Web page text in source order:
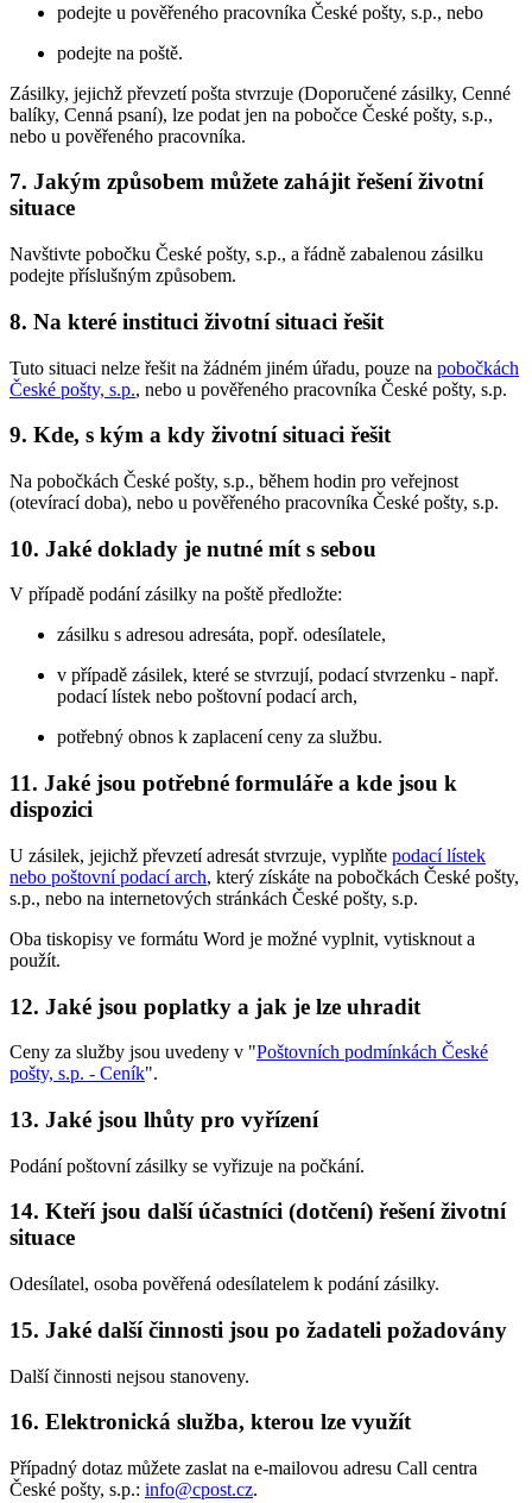
podejte u pověřeného pracovníka České pošty, s.p., nebo
podejte na poště.
Zásilky, jejichž převzetí pošta stvrzuje (Doporučené zásilky, Cenné
balíky, Cenná psaní), lze podat jen na pobočce České pošty, s.p.,
nebo u pověřeného pracovníka.
7. Jakým způsobem můžete zahájit řešení životní
situace
Navštivte pobočku České pošty, s.p., a řádně zabalenou zásilku
podejte příslušným způsobem.
8. Na které instituci životní situaci řešit
Tuto situaci nelze řešit na žádném jiném úřadu, pouze na pobočkách
České pošty, s.p., nebo u pověřeného pracovníka České pošty, s.p.
9. Kde, s kým a kdy životní situaci řešit
Na pobočkách České pošty, s.p., během hodin pro veřejnost
(otevírací doba), nebo u pověřeného pracovníka České pošty, s.p.
10. Jaké doklady je nutné mít s sebou
V případě podání zásilky na poště předložte:
zásilku s adresou adresáta, popř. odesílatele,
v případě zásilek, které se stvrzují, podací stvrzenku - např.
podací lístek nebo poštovní podací arch,
potřebný obnos k zaplacení ceny za službu.
11. Jaké jsou potřebné formuláře a kde jsou k
dispozici
U zásilek, jejichž převzetí adresát stvrzuje, vyplňte podací lístek
nebo poštovní podací arch, který získáte na pobočkách České pošty,
s.p., nebo na internetových stránkách České pošty, s.p.
Oba tiskopisy ve formátu Word je možné vyplnit, vytisknout a
použít.
12. Jaké jsou poplatky a jak je lze uhradit
Ceny za služby jsou uvedeny v "Poštovních podmínkách České
pošty, s.p. - Ceník".
13. Jaké jsou lhůty pro vyřízení
Podání poštovní zásilky se vyřizuje na počkání.
14. Kteří jsou další účastníci (dotčení) řešení životní
situace
Odesílatel, osoba pověřená odesílatelem k podání zásilky.
15. Jaké další činnosti jsou po žadateli požadovány
Další činnosti nejsou stanoveny.
16. Elektronická služba, kterou lze využít
Případný dotaz můžete zaslat na e-mailovou adresu Call centra
České pošty, s.p.: info@cpost.cz.